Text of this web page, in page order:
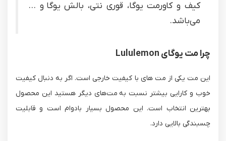
کیف و کاورمت یوگا، قوری نتی، بالش یوگا و ...
می‌باشد.
چرا مت یوگای Lululemon
این مت یکی از مت های با کیفیت خارجی است. اگر به دنبال کیفیت
خوب و کارایی بیشتر نسبت به مت‌های دیگر هستید این محصول
بهترین انتخاب است. این محصول بسیار بادوام است و قابلیت
چسبندگی بالایی دارد.